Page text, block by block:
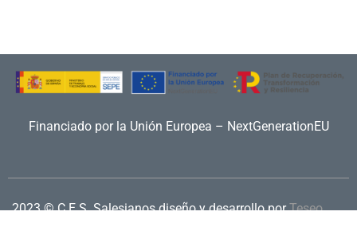
Financiado por la Unión Europea – NextGenerationEU
2023 © C.E.S. Salesianosdiseño y desarrollo por Teseo